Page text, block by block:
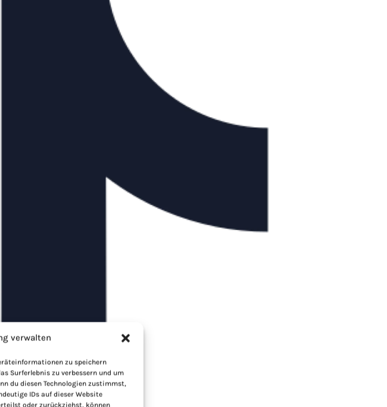
verwalten
zu speichern
Surferlebnis zu verbessern und um
du diesen Technologien zustimmst,
IDs auf dieser Website
oder zurückziehst, können